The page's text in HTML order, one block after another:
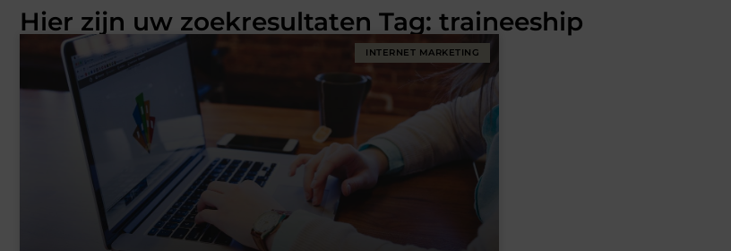
Hier zijn uw zoekresultaten Tag: traineeship
INTERNET MARKETING